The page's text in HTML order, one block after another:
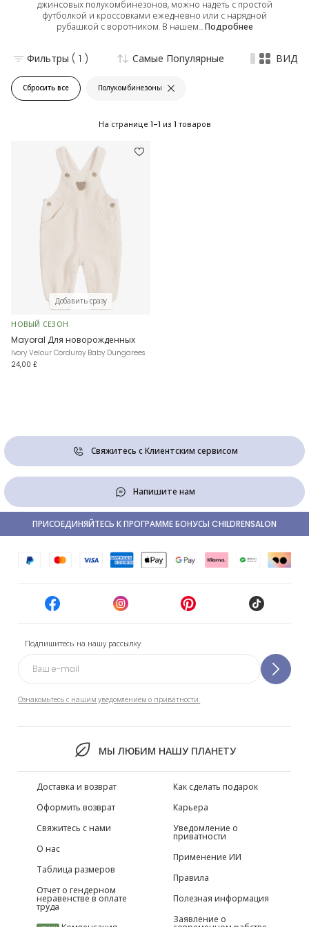
джинсовых полукомбинезонов, можно надеть с простой
футболкой и кроссовками ежедневно или с нарядной
рубашкой с воротником. В нашем...Подробнее
Сбросить все Полукомбинезоны
Фильтры ( 1 ) Самые Популярные ВИД
На странице 1-1 из 1 товаров
Добавить сразу
НОВЫЙ СЕЗОН
Mayoral Для новорожденных
Ivory Velour Corduroy Baby Dungarees
24,00 £
Свяжитесь с Клиентским сервисом
Напишите нам
Подпишитесь на нашу рассылку
Ознакомьтесь с нашим уведомлением о приватности.
МЫ ЛЮБИМ НАШУ ПЛАНЕТУ
ПРИСОЕДИНЯЙТЕСЬ К ПРОГРАММЕ БОНУСЫ CHILDRENSALON
Доставка и возврат
Оформить возврат
Свяжитесь с нами
О нас
Таблица размеров
Отчет о гендерном
неравенстве в оплате
труда
Как сделать подарок
Карьера
Уведомление о
приватности
Применение ИИ
Правила
Полезная информация
Заявление о